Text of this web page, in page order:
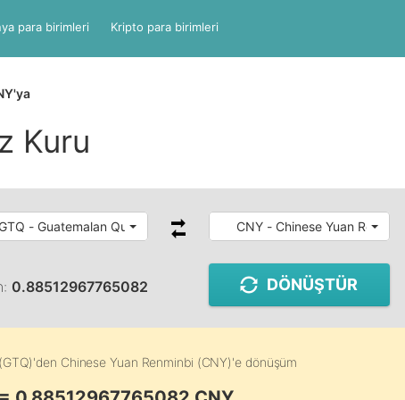
para birimleri Kripto para birimleri
Kuru
GTQ - Guatemalan Quetzal CNY - Chinese Yuan Renminbi
0.88512967765082 DÖNÜŞTÜR
'den Chinese Yuan Renminbi (CNY)'e dönüşüm